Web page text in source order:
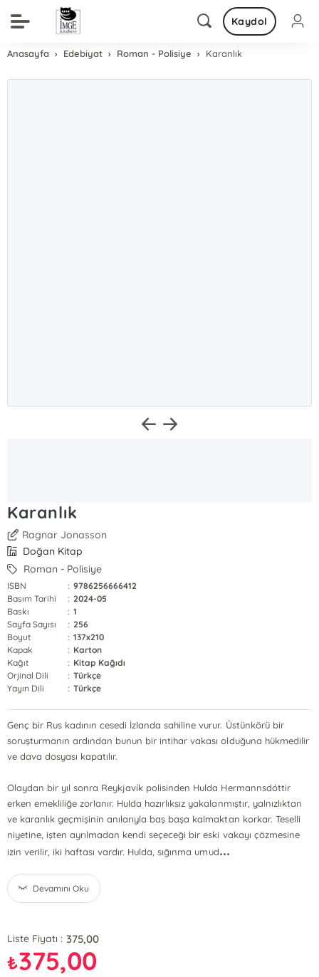
Kaydol
Anasayfa Edebiyat Roman - Polisiye Karanlık
Karanlık
Ragnar Jonasson
Doğan Kitap
Roman - Polisiye
ISBN : 9786256666412
Basım Tarihi
: 2024-05
Baskı
: 1
Sayfa Sayısı
: 256
Boyut
: 137x210
Kapak
: Karton
Kağıt
: Kitap Kağıdı
Orjinal Dili
: Türkçe
Yayın Dili
: Türkçe
Genç bir Rus kadının cesedi İzlanda sahiline vurur. Üstünkörü bir
soruşturmanın ardından bunun bir intihar vakası olduğuna hükmedilir
ve dava dosyası kapatılır.
Olaydan bir yıl sonra Reykjavík polisinden Hulda Hermannsdóttir
erken emekliliğe zorlanır. Hulda hazırlıksız yakalanmıştır, yalnızlıktan
ve karanlık geçmişinin anılarıyla baş başa kalmaktan korkar. Teselli
niyetine, işten ayrılmadan kendi seçeceği bir eski vakayı çözmesine
izin verilir, iki haftası vardır. Hulda, sığınma umud...
Devamını Oku
Liste Fiyatı : 375,00
₺375,00